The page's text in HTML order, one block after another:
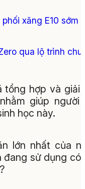
xăng E10 sớm
qua lộ trình
tổng hợp và giải
giúp người
học này.
lớn nhất của
đang sử dụng có